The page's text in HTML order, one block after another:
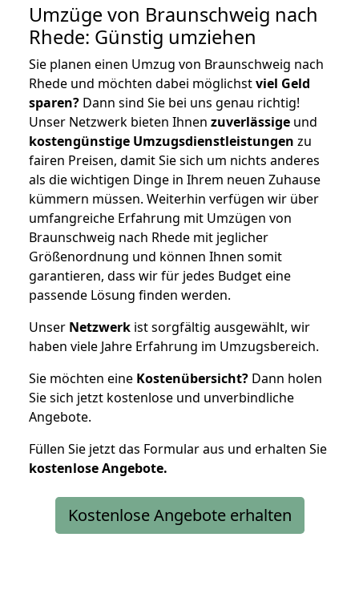
Umzüge von Braunschweig nach
Rhede: Günstig umziehen
Sie planen einen Umzug von Braunschweig nach
Rhede und möchten dabei möglichstviel Geld
sparen? Dann sind Sie bei uns genau richtig!
Unser Netzwerk bieten Ihnen zuverlässige und
kostengünstige Umzugsdienstleistungen zu
fairen Preisen, damit Sie sich um nichts anderes
als die wichtigen Dinge in Ihrem neuen Zuhause
kümmern müssen. Weiterhin verfügen wir über
umfangreiche Erfahrung mit Umzügen von
Braunschweig nach Rhede mit jeglicher
Größenordnung und können Ihnen somit
garantieren, dass wir für jedes Budget eine
passende Lösung finden werden.
Unser Netzwerk ist sorgfältig ausgewählt, wir
haben viele Jahre Erfahrung im Umzugsbereich.
Sie möchten eine Kostenübersicht? Dann holen
Sie sich jetzt kostenlose und unverbindliche
Angebote.
Füllen Sie jetzt das Formular aus und erhalten Sie
kostenloseAngebote.
Kostenlose Angebote erhalten